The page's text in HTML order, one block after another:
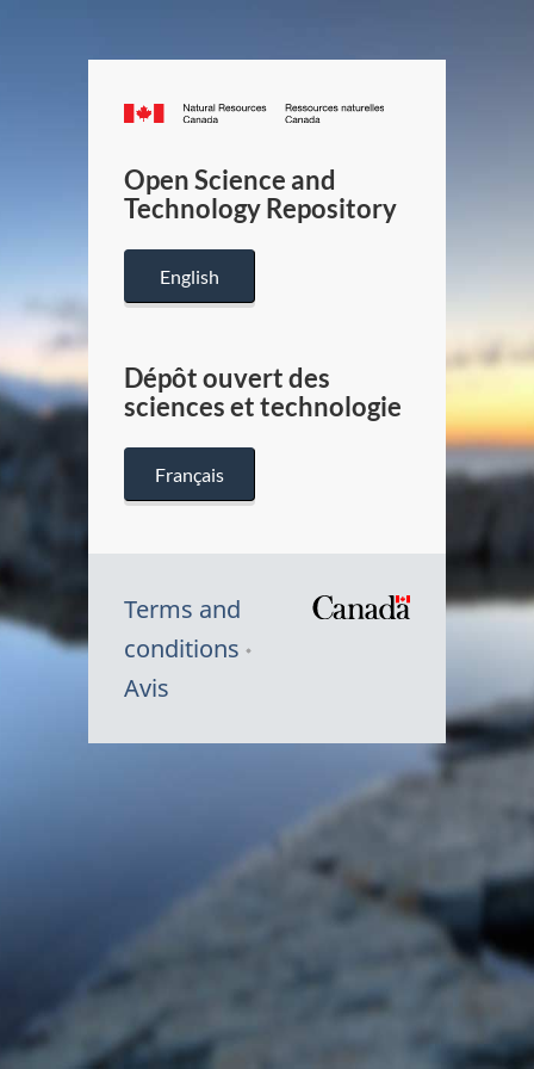
Canada.ca
/
Canada
Open Science and
Technology Repository
English
Dépôt ouvert des
sciences et technologie
Français
Terms and
conditions
Avis
du